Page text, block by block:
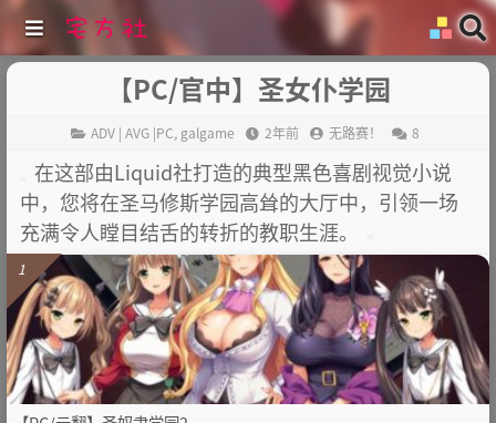
【PC/官中】圣女仆学园
ADV | AVG |PC, galgame 2年前 无路赛！ 8
在这部由Liquid社打造的典型黑色喜剧视觉小说
中，您将在圣马修斯学园高耸的大厅中，引领一场
充满令人瞠目结舌的转折的教职生涯。
1